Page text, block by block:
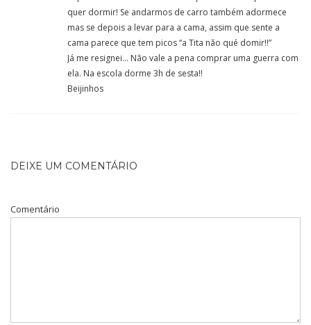
quer dormir! Se andarmos de carro também adormece
mas se depois a levar para a cama, assim que sente a
cama parece que tem picos “a Tita não qué domir!!”
Já me resignei… Não vale a pena comprar uma guerra com
ela. Na escola dorme 3h de sesta!!
Beijinhos
DEIXE UM COMENTÁRIO
Comentário